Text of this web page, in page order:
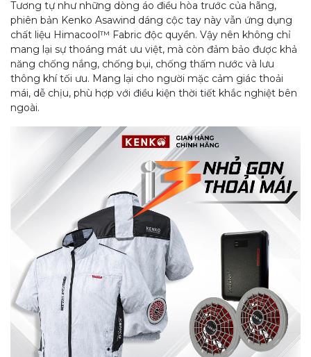
Tương tự như những dòng áo điều hòa trước của hãng,
phiên bản Kenko Asawind dáng cộc tay này vẫn ứng dụng
chất liệu Himacool™ Fabric độc quyền. Vậy nên không chỉ
mang lại sự thoáng mát ưu việt, mà còn đảm bảo được khả
năng chống nắng, chống bụi, chống thấm nước và lưu
thông khí tối ưu. Mang lại cho người mặc cảm giác thoải
mái, dễ chịu, phù hợp với điều kiện thời tiết khắc nghiệt bên
ngoài.